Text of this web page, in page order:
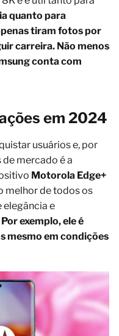
quanto para
tiram fotos por
carreira. Não menos
conta com
em 2024
usuários e, por
mercado é a
Motorola Edge+
melhor de todos os
elegância e
Por exemplo, ele é
mesmo em condições